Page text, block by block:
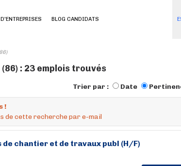
BLOG CANDIDATS
: 23 emplois trouvés
Trier par : Date
!
de cette recherche par e-mail
de chantier et de travaux publ (H/F)